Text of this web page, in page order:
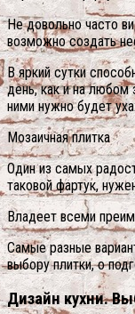
Не довольно часто
возможно создать
В яркий сутки
день, как и на любом
ними нужно будет
Мозаичная плитка
Один из самых
таковой фартук,
Владеет всеми
Самые разные
выбору плитки, о
Дизайн кухни.